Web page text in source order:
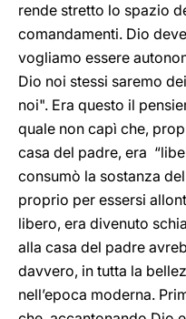
rende stretto lo spazio
comandamenti. Dio
vogliamo essere
Dio noi stessi saremo
noi". Era questo il
quale non capì che,
casa del padre, era
consumò la sostanza
proprio per essersi
libero, era divenuto
alla casa del padre
davvero, in tutta la
nell’epoca moderna.